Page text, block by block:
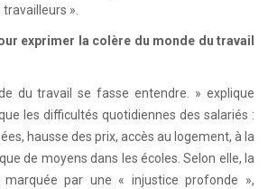
».
exprimer la colère du monde du travail
du travail se fasse entendre. » explique
les difficultés quotidiennes des salariés :
hausse des prix, accès au logement, à la
de moyens dans les écoles. Selon elle, la
par une « injustice profonde »,